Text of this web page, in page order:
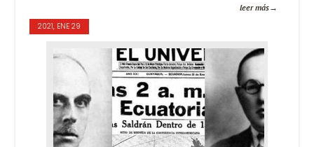
leer más
2021, ENE 29